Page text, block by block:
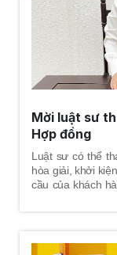
Mời luật sư
Hợp đồng
Luật sư có thể
hòa giải, khởi
cầu của khách